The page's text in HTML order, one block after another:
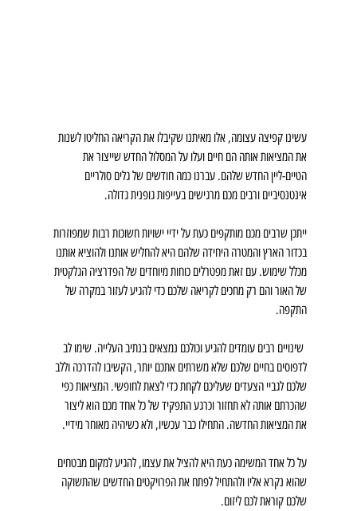
עשינו קפיצה עצומה, אלו מאיתנו שקיבלו את הקריאה החליטו לשנות
את המציאות אותה הם חיים ועלו על המסלול החדש שייצור את
הטיים-ליין החדש שלהם. עברנו כמה חודשים של גלים סולריים
אינטנסיביים ורבים מכם מרגישים בעייפות גופנית גדולה.
ייתכן שרבים מכם מותקפים כעת על ידיי ישויות חשוכות רבות שמפוזרות
בכדור הארץ והמטרה היחידה שלהם היא להחליש אותנו ולהוציא אותנו
מכלל שימוש. עם זאת מפטרלים כוחות מיוחדים של הפדרציה הגלקטית
של האור והם רק מחכים לקריאה שלכם כדי להגיע לעזור במקרה של
התקפה.
שינויים רבים עומדים להגיע וכולכם נמצאים בנתיב העלייה. שימו לב
לדפוסים בחיים שלכם שלא משרתים אתכם יותר, הקשיבו להדרכה וללב
שלכם לגביי הצעדים שעליכם לקחת כדי לצאת לחופשי. המציאות כפי
שהכרתם אותה לא תחזור וכרגע התפקיד של כל אחד מכם הוא ליצור
את המציאות החדשה. התחילו כבר עכשיו, ולא כשיהיה מאוחר מידיי.
על כל אחד המשימה כעת היא להציל את עצמו, להגיע למקום מבטחים
שהוא נקרא אליו ולהתחיל לפתח את הפרויקטים החדשים שהתשוקה
שלכם קוראת לכם ליזום.